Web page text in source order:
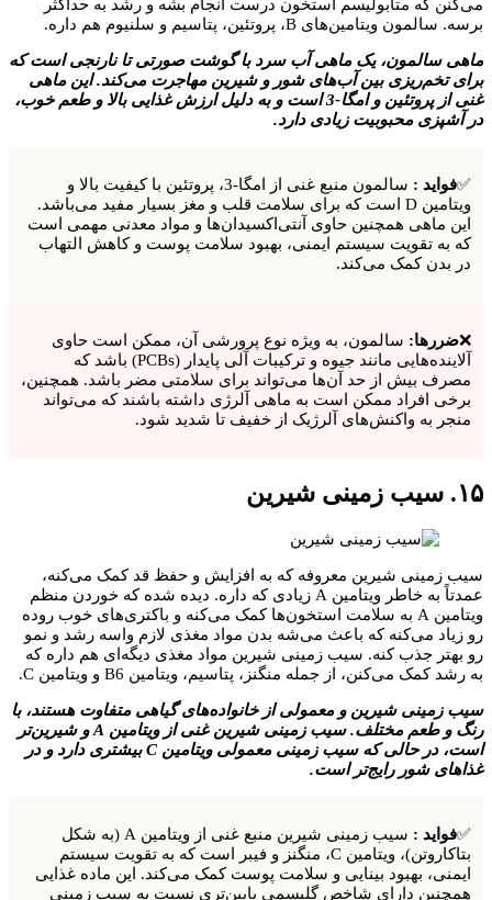
می‌کنن که متابولیسم استخون درست انجام بشه و رشد به حداکثر
برسه. سالمون ویتامین‌های B، پروتئین، پتاسیم و سلنیوم هم داره.
ماهی سالمون، یک ماهی آب سرد با گوشت صورتی تا نارنجی است که
برای تخم‌ریزی بین آب‌های شور و شیرین مهاجرت می‌کند. این ماهی
غنی از پروتئین و امگا-3 است و به دلیل ارزش غذایی بالا و طعم خوب،
در آشپزی محبوبیت زیادی دارد.
✅فواید :
سالمون منبع غنی از امگا-3، پروتئین با کیفیت بالا و
ویتامین D است که برای سلامت قلب و مغز بسیار مفید می‌باشد.
این ماهی همچنین حاوی آنتی‌اکسیدان‌ها و مواد معدنی مهمی است
که به تقویت سیستم ایمنی، بهبود سلامت پوست و کاهش التهاب
در بدن کمک می‌کند.
❌ضررها: سالمون، به ویژه نوع پرورشی آن، ممکن است حاوی
آلاینده‌هایی مانند جیوه و ترکیبات آلی پایدار (PCBs) باشد که
مصرف بیش از حد آن‌ها می‌تواند برای سلامتی مضر باشد. همچنین،
برخی افراد ممکن است به ماهی آلرژی داشته باشند که می‌تواند
منجر به واکنش‌های آلرژیک از خفیف تا شدید شود.
۱۵. سیب زمینی شیرین
سیب زمینی شیرین معروفه که به افزایش و حفظ قد کمک می‌کنه،
عمدتاً به خاطر ویتامین A زیادی که داره. دیده شده که خوردن منظم
ویتامین A به سلامت استخون‌ها کمک می‌کنه و باکتری‌های خوب روده
رو زیاد می‌کنه که باعث می‌شه بدن مواد مغذی لازم واسه رشد و نمو
رو بهتر جذب کنه. سیب زمینی شیرین مواد مغذی دیگه‌ای هم داره که
به رشد کمک می‌کنن، از جمله منگنز، پتاسیم، ویتامین B6 و ویتامین C.
سیب زمینی شیرین و معمولی از خانواده‌های گیاهی متفاوت هستند، با
رنگ و طعم مختلف. سیب زمینی شیرین غنی از ویتامین A و شیرین‌تر
است، در حالی که سیب زمینی معمولی ویتامین C بیشتری دارد و در
غذاهای شور رایج‌تر است.
✅فواید :
سیب زمینی شیرین منبع غنی از ویتامین A (به شکل
بتاکاروتن)، ویتامین C، منگنز و فیبر است که به تقویت سیستم
ایمنی، بهبود بینایی و سلامت پوست کمک می‌کند. این ماده غذایی
همچنین دارای شاخص گلیسمی پایین‌تری نسبت به سیب زمینی